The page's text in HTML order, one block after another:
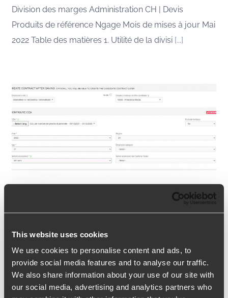
This website uses cookies
We use cookies to personalise content and ads, to
provide social media features and to analyse our traffic.
We also share information about your use of our site with
our social media, advertising and analytics partners who
Division des marges Administration CH | Devis
Produits de référence Ngage Mois de mises à jour Mai
2022 Table des matières 1. Utilité de la divisi [...]
Création de devis pour des postes fixes et
temporaires Administration CH | Devis Produits de
référence Ngage Mois de mises à jour Mars 2022